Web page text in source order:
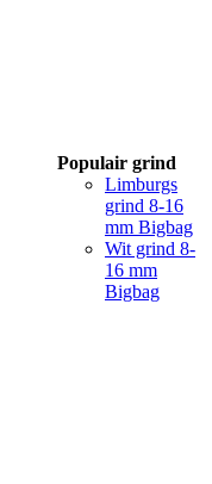
Populair grind
Limburgs
grind 8-16
mm Bigbag
Wit grind 8-
16 mm
Bigbag